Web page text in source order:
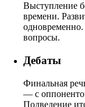
Выступление
времени.
вопросы.
Дебаты
Финальная
— с
Подведение